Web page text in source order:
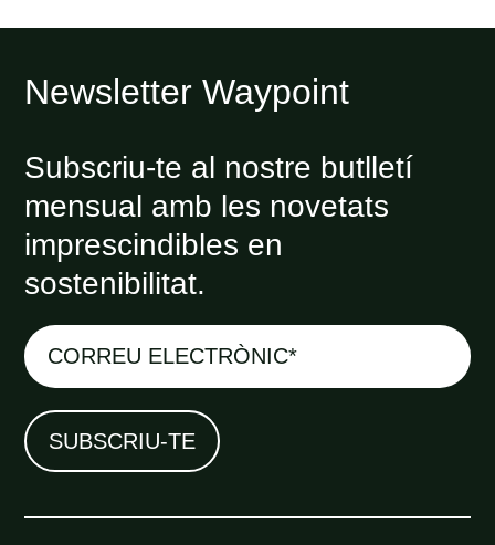
Newsletter Waypoint
Subscriu-te al nostre butlletí
mensual amb les novetats
imprescindibles en
sostenibilitat.